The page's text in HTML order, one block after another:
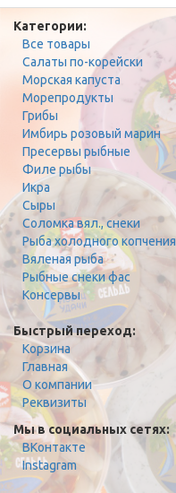
Категории:
Все товары
Салаты по-корейски
Морская капуста
Морепродукты
Грибы
Имбирь розовый марин
Пресервы рыбные
Филе рыбы
Икра
Сыры
Соломка вял., снеки
Рыба холодного копчения
Вяленая рыба
Рыбные снеки фас
Консервы
Быстрый переход:
Корзина
Главная
О компании
Реквизиты
Мы в социальных сетях:
ВКонтакте
Instagram